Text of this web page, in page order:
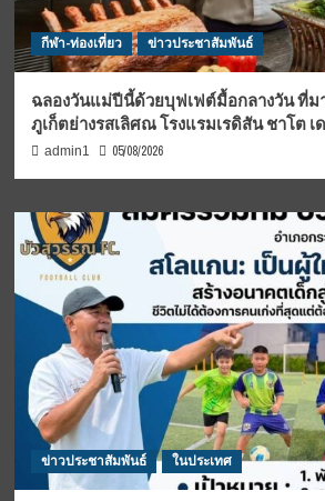
กีฬา-ท่องเที่ยว ข่าวประชาสัมพันธ์
ฉลองวันแม่ปีนี้ด้วยบุฟเฟต์มื้อกลางวัน ที่ม
ภูเก็ตย่างรสเลิศณ โรงแรมเรดิสัน ชาโต
admin1 05/08/2026
ข่าวประชาสัมพันธ์ ในประเทศ